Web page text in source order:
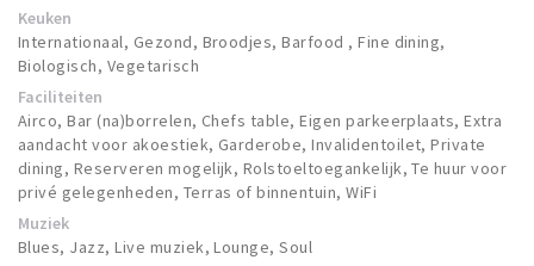
Keuken
Internationaal, Gezond, Broodjes, Barfood , Fine dining,
Biologisch, Vegetarisch
Faciliteiten
Airco, Bar (na)borrelen, Chefs table, Eigen parkeerplaats, Extra
aandacht voor akoestiek, Garderobe, Invalidentoilet, Private
dining, Reserveren mogelijk, Rolstoeltoegankelijk, Te huur voor
privé gelegenheden, Terras of binnentuin, WiFi
Muziek
Blues, Jazz, Live muziek, Lounge, Soul